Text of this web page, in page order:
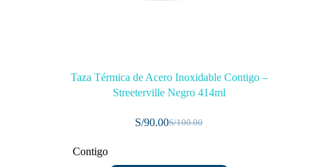
Taza Térmica de Acero Inoxidable Contigo –
Streeterville Negro 414ml
S/100.00
S/90.00
Contigo